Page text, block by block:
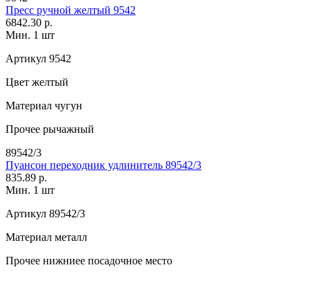
Пресс ручной желтый 9542
6842.30 р.
Мин. 1 шт
Артикул 9542
Цвет желтый
Материал чугун
Прочее рычажный
89542/3
Пуансон переходник удлинитель 89542/3
835.89 р.
Мин. 1 шт
Артикул 89542/3
Материал металл
Прочее нижниее посадочное место